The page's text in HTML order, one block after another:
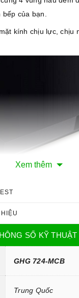
của bạn.
kính chịu lực, chịu
chịu lực, chịu
Somipress - Ý
pin IC.
Xem thêm
SỐ KỸ THUẬT
GHG 724-MCB
Trung Quốc